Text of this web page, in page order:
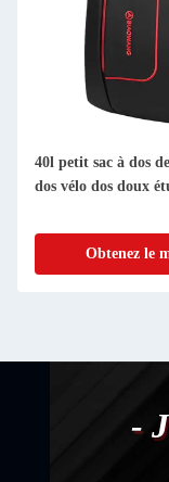
40l petit sac à dos
dos vélo dos doux
Obtenez le
-